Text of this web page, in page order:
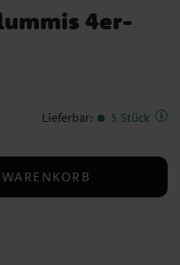
4er-
Lieferbar: 5 Stück